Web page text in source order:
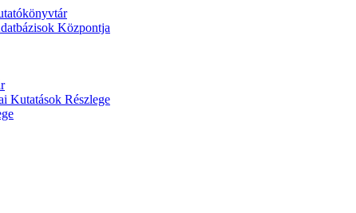
Központja
Kutatások Részlege